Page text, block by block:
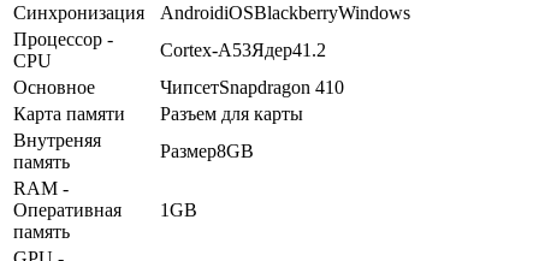
Синхронизация
AndroidiOSBlackberryWindows
Процессор -
CPU
Cortex-A53Ядер41.2
Основное
ЧипсетSnapdragon 410
Карта памяти
Разъем для карты
Внутреняя
память
Размер8GB
RAM -
Оперативная
память
1GB